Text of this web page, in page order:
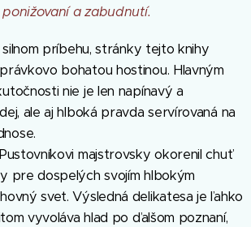
a zabudnutí.
príbehu, stránky tejto knihy
bohatou hostinou. Hlavným
nie je len napínavý a
ale aj hlboká pravda servírovaná na
majstrovsky okorenil chuť
pre dospelých svojím hlbokým
svet. Výsledná delikatesa je ľahko
vyvoláva hlad po ďalšom poznaní,